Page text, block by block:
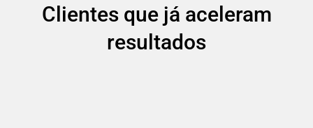
Clientes que já aceleram
resultados